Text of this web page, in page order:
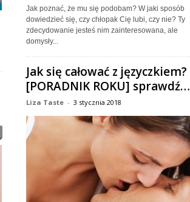
Jak poznać, że mu się podobam? W jaki sposób
dowiedzieć się, czy chłopak Cię lubi, czy nie? Ty
zdecydowanie jesteś nim zainteresowana, ale
domysły...
Jak się całować z języczkiem?
[PORADNIK ROKU] sprawdź…
Liza Taste - 3 stycznia 2018